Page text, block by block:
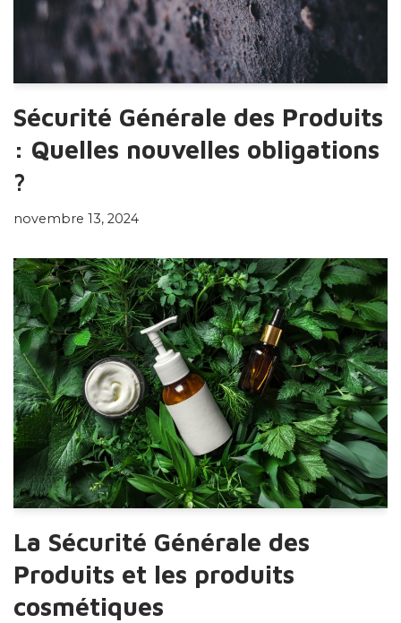
Sécurité Générale des Produits
: Quelles nouvelles obligations
?
novembre 13, 2024
La Sécurité Générale des
Produits et les produits
cosmétiques